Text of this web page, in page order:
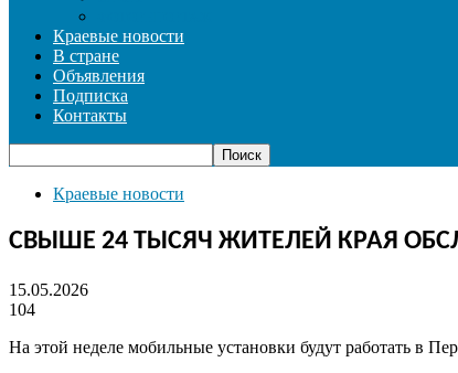
Краевые новости
В стране
Объявления
Подписка
Контакты
Краевые новости
СВЫШЕ 24 ТЫСЯЧ ЖИТЕЛЕЙ КРАЯ
15.05.2026
104
На этой неделе мобильные установки будут работать в